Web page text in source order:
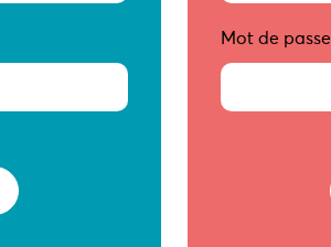
Mot de passe